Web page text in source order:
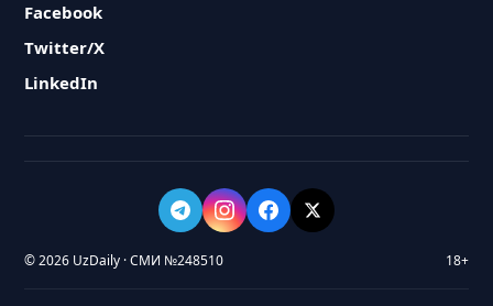
Facebook
Twitter/X
LinkedIn
© 2026 UzDaily · СМИ №248510 18+